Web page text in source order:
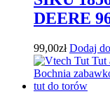
DEERE
99,00zł Dodaj